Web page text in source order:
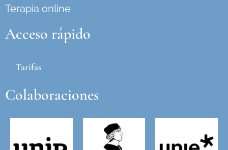
Terapia online
Acceso rápido
Tarifas
Colaboraciones